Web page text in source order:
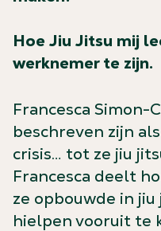
Hoe Jiu Jitsu mij
werknemer te zijn.
Francesca Simon-
beschreven zijn
crisis… tot ze jiu
Francesca deelt
ze opbouwde in
hielpen vooruit te